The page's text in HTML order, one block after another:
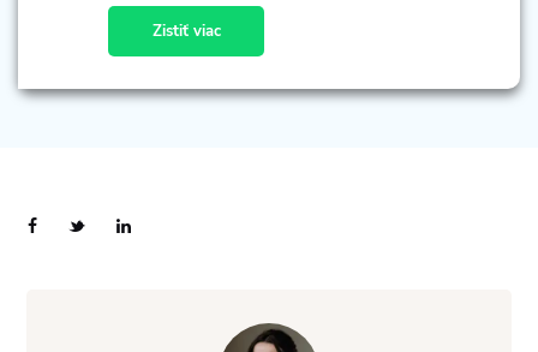
Zistiť viac